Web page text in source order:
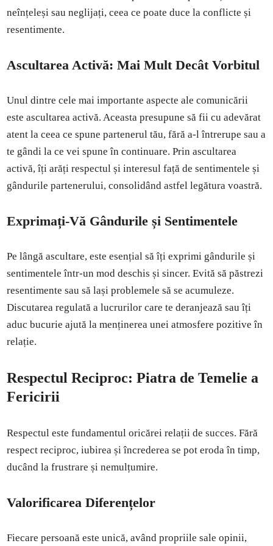
neînțeleși sau neglijați, ceea ce poate duce la conflicte și
resentimente.
Ascultarea Activă: Mai Mult Decât Vorbitul
Unul dintre cele mai importante aspecte ale comunicării
este ascultarea activă. Aceasta presupune să fii cu adevărat
atent la ceea ce spune partenerul tău, fără a-l întrerupe sau a
te gândi la ce vei spune în continuare. Prin ascultarea
activă, îți arăți respectul și interesul față de sentimentele și
gândurile partenerului, consolidând astfel legătura voastră.
Exprimați-Vă Gândurile și Sentimentele
Pe lângă ascultare, este esențial să îți exprimi gândurile și
sentimentele într-un mod deschis și sincer. Evită să păstrezi
resentimente sau să lași problemele să se acumuleze.
Discutarea regulată a lucrurilor care te deranjează sau îți
aduc bucurie ajută la menținerea unei atmosfere pozitive în
relație.
Respectul Reciproc: Piatra de Temelie a
Fericirii
Respectul este fundamentul oricărei relații de succes. Fără
respect reciproc, iubirea și încrederea se pot eroda în timp,
ducând la frustrare și nemulțumire.
Valorificarea Diferențelor
Fiecare persoană este unică, având propriile sale opinii,